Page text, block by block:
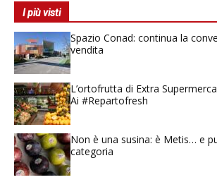
I più visti
Spazio Conad: continua la
vendita
L’ortofrutta di Extra
Ai #Repartofresh
Non è una susina: è Metis… e
categoria